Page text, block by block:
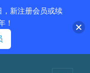
，新注册会员或续
！